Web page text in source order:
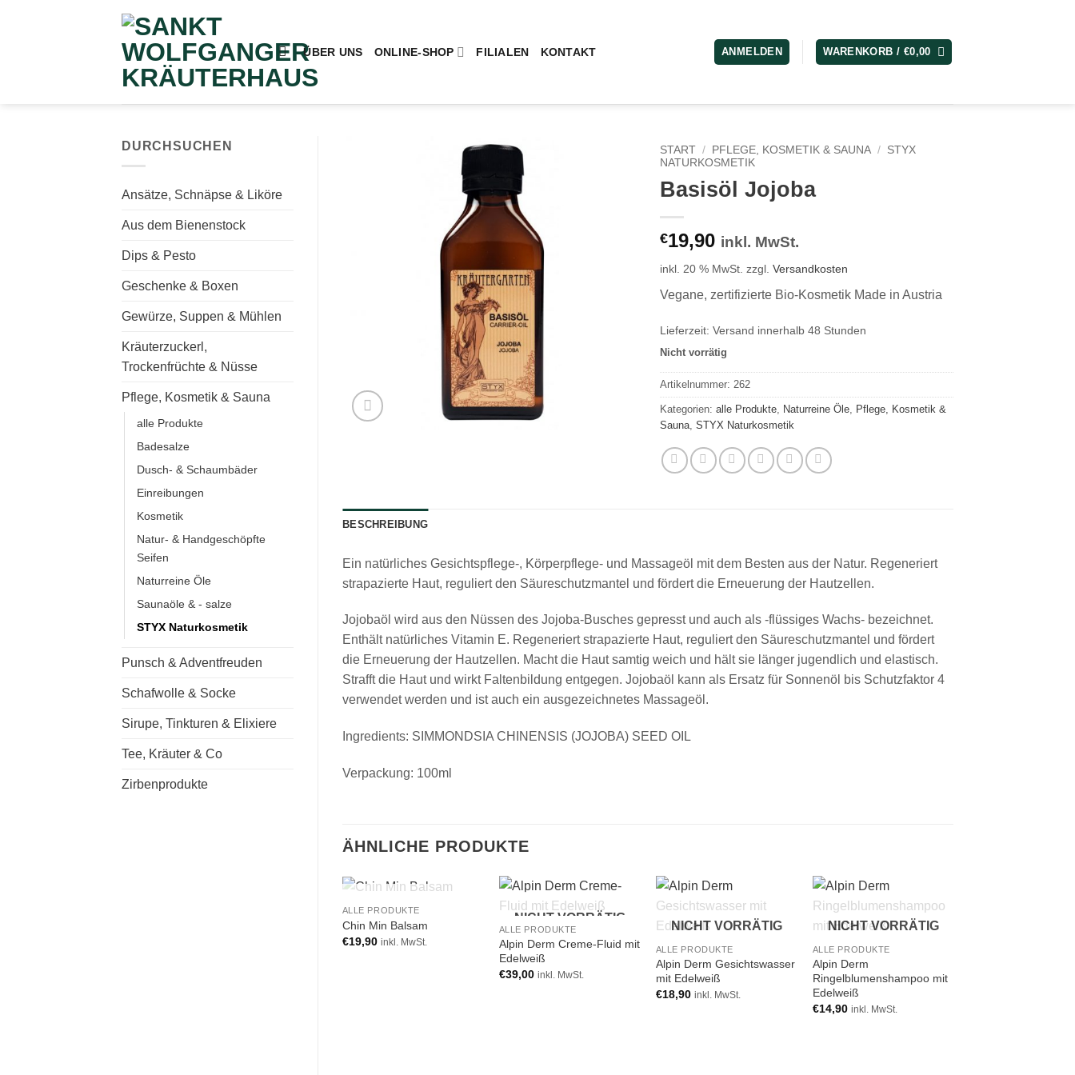
ÜBER UNS ONLINE-SHOP FILIALEN KONTAKT ANMELDEN WARENKORB / €0,00
DURCHSUCHEN
Ansätze, Schnäpse & Liköre
Aus dem Bienenstock
Dips & Pesto
Geschenke & Boxen
Gewürze, Suppen & Mühlen
Kräuterzuckerl,
Trockenfrüchte & Nüsse
Pflege, Kosmetik & Sauna
alle Produkte
Badesalze
Dusch- & Schaumbäder
Einreibungen
Kosmetik
Natur- & Handgeschöpfte
Seifen
Naturreine Öle
Saunaöle & - salze
STYX Naturkosmetik
Punsch & Adventfreuden
Schafwolle & Socke
Sirupe, Tinkturen & Elixiere
Tee, Kräuter & Co
Zirbenprodukte
START / PFLEGE, KOSMETIK & SAUNA / STYX
NATURKOSMETIK
Basisöl Jojoba
€19,90 inkl. MwSt.
inkl. 20 % MwSt. zzgl. Versandkosten
Vegane, zertifizierte Bio-Kosmetik Made in Austria
Lieferzeit: Versand innerhalb 48 Stunden
Nicht vorrätig
Artikelnummer: 262
Kategorien: alle Produkte Naturreine Öle Pflege, Kosmetik &
Sauna STYX Naturkosmetik
BESCHREIBUNG
Ein natürliches Gesichtspflege-, Körperpflege- und Massageöl mit dem Besten aus der Natur. Regeneriert
strapazierte Haut, reguliert den Säureschutzmantel und fördert die Erneuerung der Hautzellen.
Jojobaöl wird aus den Nüssen des Jojoba-Busches gepresst und auch als -flüssiges Wachs- bezeichnet.
Enthält natürliches Vitamin E. Regeneriert strapazierte Haut, reguliert den Säureschutzmantel und fördert
die Erneuerung der Hautzellen. Macht die Haut samtig weich und hält sie länger jugendlich und elastisch.
Strafft die Haut und wirkt Faltenbildung entgegen. Jojobaöl kann als Ersatz für Sonnenöl bis Schutzfaktor 4
verwendet werden und ist auch ein ausgezeichnetes Massageöl.
Ingredients: SIMMONDSIA CHINENSIS (JOJOBA) SEED OIL
Verpackung: 100ml
ÄHNLICHE PRODUKTE
NICHT VORRÄTIG
ALLE PRODUKTE
Chin Min Balsam
€19,90 inkl. MwSt.
NICHT VORRÄTIG
ALLE PRODUKTE
Alpin Derm Creme-Fluid mit
Edelweiß
€39,00 inkl. MwSt.
Add to
wishlist
NICHT VORRÄTIG
ALLE PRODUKTE
Alpin Derm Gesichtswasser
mit Edelweiß
€18,90 inkl. MwSt.
Add to
wishlist
NICHT VORRÄTIG
ALLE PRODUKTE
Alpin Derm
Ringelblumenshampoo mit
Edelweiß
€14,90 inkl. MwSt.